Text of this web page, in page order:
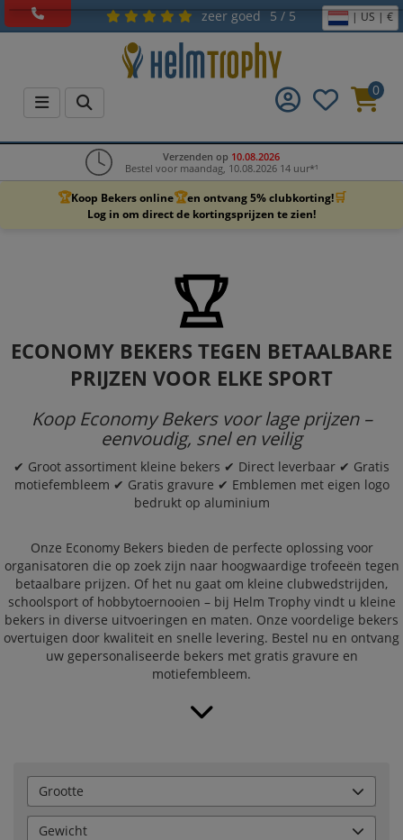
zeer goed 5 / 5 | US | €
0
Verzenden op 10.08.2026
Bestel voor maandag, 10.08.2026 14 uur*¹
🏆Koop Bekers online🏆en ontvang 5% clubkorting!🛒
Log in om direct de kortingsprijzen te zien!
ECONOMY BEKERS TEGEN BETAALBARE
PRIJZEN VOOR ELKE SPORT
Koop Economy Bekers voor lage prijzen –
eenvoudig, snel en veilig
✔ Groot assortiment kleine bekers ✔ Direct leverbaar ✔ Gratis
motiefembleem ✔ Gratis gravure ✔ Emblemen met eigen logo
bedrukt op aluminium
Onze Economy Bekers bieden de perfecte oplossing voor
organisatoren die op zoek zijn naar hoogwaardige trofeeën tegen
betaalbare prijzen. Of het nu gaat om kleine clubwedstrijden,
schoolsport of hobbytoernooien – bij Helm Trophy vindt u kleine
bekers in diverse uitvoeringen en maten. Onze voordelige bekers
overtuigen door kwaliteit en snelle levering. Bestel nu en ontvang
uw gepersonaliseerde bekers met gratis gravure en
motiefembleem.
Grootte
Gewicht